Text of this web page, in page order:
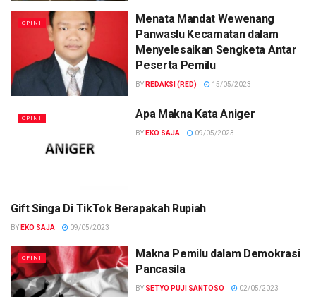
OPINI
Menata Mandat Wewenang
Panwaslu Kecamatan dalam
Menyelesaikan Sengketa Antar
Peserta Pemilu
BY REDAKSI (RED) 15/05/2023
OPINI Apa Makna Kata Aniger
BY EKO SAJA 09/05/2023
OPINI
Gift Singa Di TikTok Berapakah Rupiah
BY EKO SAJA 09/05/2023
OPINI
Makna Pemilu dalam Demokrasi
Pancasila
BY SETYO PUJI SANTOSO 02/05/2023